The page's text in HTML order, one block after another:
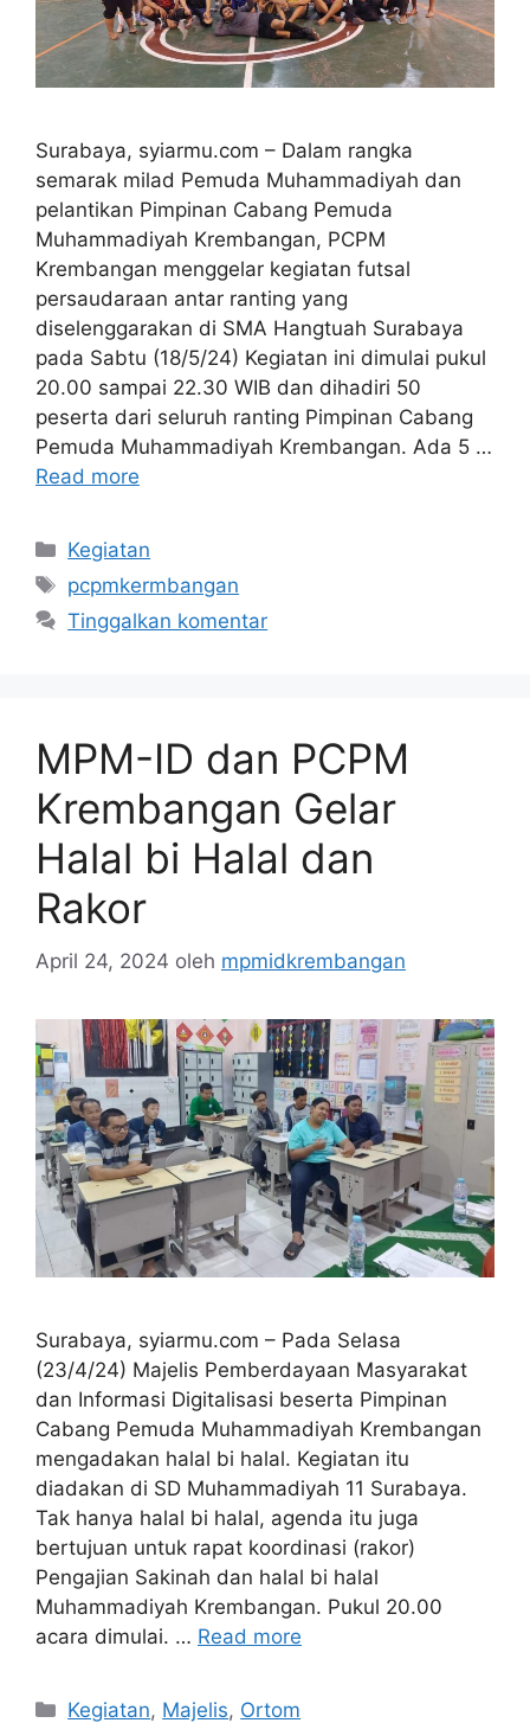
Surabaya, syiarmu.com – Dalam rangka
semarak milad Pemuda Muhammadiyah dan
pelantikan Pimpinan Cabang Pemuda
Muhammadiyah Krembangan, PCPM
Krembangan menggelar kegiatan futsal
persaudaraan antar ranting yang
diselenggarakan di SMA Hangtuah Surabaya
pada Sabtu (18/5/24) Kegiatan ini dimulai pukul
20.00 sampai 22.30 WIB dan dihadiri 50
peserta dari seluruh ranting Pimpinan Cabang
Pemuda Muhammadiyah Krembangan. Ada 5 …
Read more
Kategori
Kegiatan
Tag
pcpmkermbangan
Tinggalkan komentar
MPM-ID dan PCPM
Krembangan Gelar
Halal bi Halal dan
Rakor
April 24, 2024 oleh mpmidkrembangan
Surabaya, syiarmu.com – Pada Selasa
(23/4/24) Majelis Pemberdayaan Masyarakat
dan Informasi Digitalisasi beserta Pimpinan
Cabang Pemuda Muhammadiyah Krembangan
mengadakan halal bi halal. Kegiatan itu
diadakan di SD Muhammadiyah 11 Surabaya.
Tak hanya halal bi halal, agenda itu juga
bertujuan untuk rapat koordinasi (rakor)
Pengajian Sakinah dan halal bi halal
Muhammadiyah Krembangan. Pukul 20.00
acara dimulai. … Read more
Kategori
Kegiatan, Majelis, Ortom